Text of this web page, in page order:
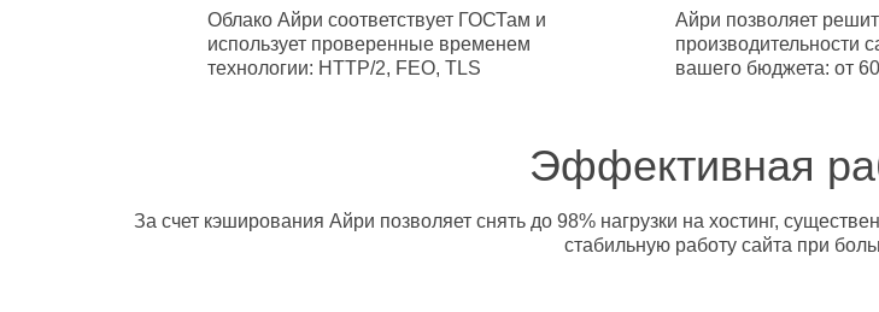
Облако Айри соответствует ГОСТам и
использует проверенные временем
технологии: HTTP/2, FEO, TLS
Айри позволяет
производительности
вашего бюджета: от
Эффективная
За счет кэширования Айри позволяет снять до 98% нагрузки на хостинг,
стабильную работу сайта при